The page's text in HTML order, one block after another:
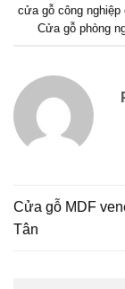
cửa gỗ công nghiệp
Cửa gỗ phòng
Cửa gỗ MDF
Tân